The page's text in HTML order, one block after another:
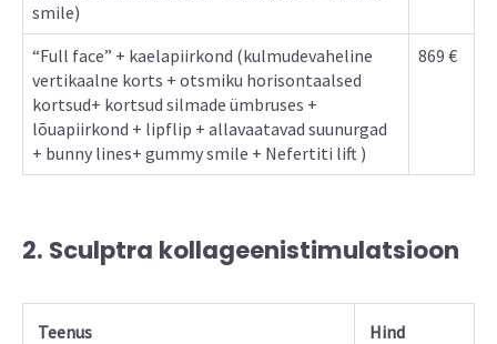
smile)
“Full face” + kaelapiirkond (kulmudevaheline
vertikaalne korts + otsmiku horisontaalsed
kortsud+ kortsud silmade ümbruses +
lõuapiirkond + lipflip + allavaatavad suunurgad
+ bunny lines+ gummy smile + Nefertiti lift )
869 €
2. Sculptra kollageenistimulatsioon
Teenus Hind